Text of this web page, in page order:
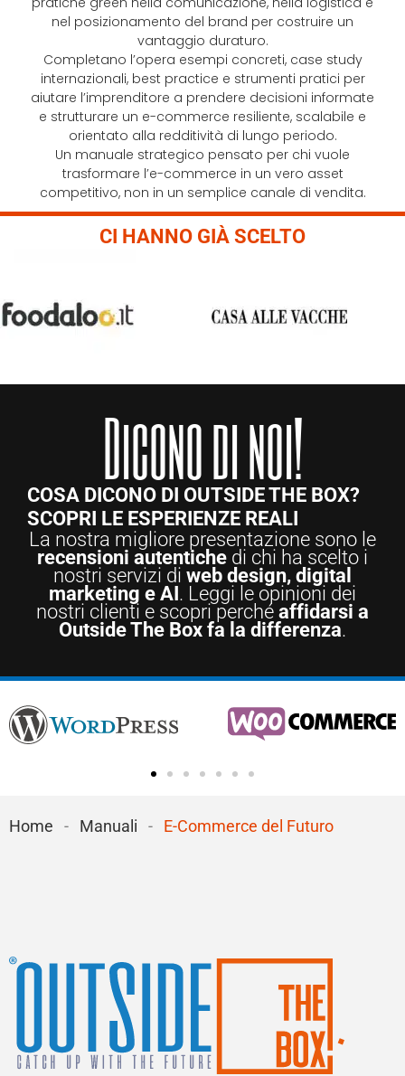
nel posizionamento del brand per costruire un
vantaggio duraturo.
Completano l’opera esempi concreti, case study
internazionali, best practice e strumenti pratici per
aiutare l’imprenditore a prendere decisioni informate
e strutturare un e-commerce resiliente, scalabile e
orientato alla redditività di lungo periodo.
Un manuale strategico pensato per chi vuole
trasformare l’e-commerce in un vero asset
competitivo, non in un semplice canale di vendita.
CI HANNO GIÀ SCELTO
Dicono di noi!
COSA DICONO DI OUTSIDE THE BOX?
SCOPRI LE ESPERIENZE REALI
La nostra migliore presentazione sono le
recensioni autentiche di chi ha scelto i
nostri servizi di web design, digital
marketing e AI. Leggi le opinioni dei
nostri clienti e scopri perché affidarsi a
Outside The Box fa la differenza.
Home - Manuali - E-Commerce del Futuro